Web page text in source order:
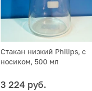
Стакан низкий Philips, с
носиком, 500 мл
3 224 руб.